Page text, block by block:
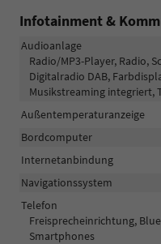
Infotainment &
Audioanlage
Radio/MP3-Player, Radio,
Digitalradio DAB,
Musikstreaming integriert,
Außentemperaturanzeige
Bordcomputer
Internetanbindung
Navigationssystem
Telefon
Freisprecheinrichtung,
Smartphones